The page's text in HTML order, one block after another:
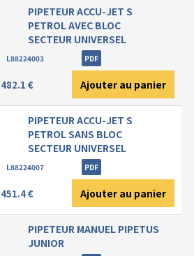
PIPETEUR ACCU-JET S
PETROL AVEC BLOC
SECTEUR UNIVERSEL
L88224003 PDF
482.1 € Ajouter au panier
PIPETEUR ACCU-JET S
PETROL SANS BLOC
SECTEUR UNIVERSEL
L88224007 PDF
451.4 € Ajouter au panier
PIPETEUR MANUEL PIPETUS
JUNIOR